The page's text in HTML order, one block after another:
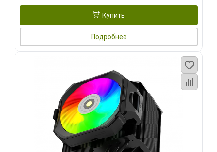
Купить
Подробнее